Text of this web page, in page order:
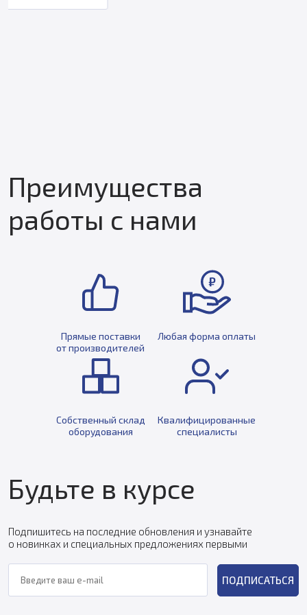
Преимущества
работы с нами
Прямые поставки
от производителей
Любая форма оплаты
Собственный склад
оборудования
Квалифицированные
специалисты
Будьте в курсе
Подпишитесь на последние обновления и узнавайте
о новинках и специальных предложениях первыми
ПОДПИСАТЬСЯ